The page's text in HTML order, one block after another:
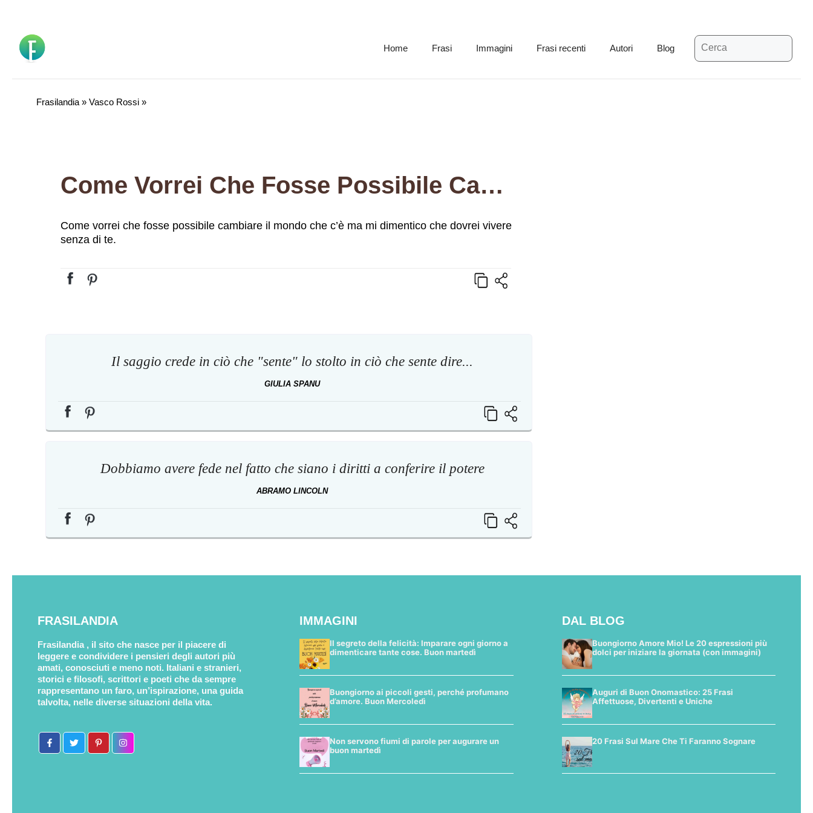
contenuto
Home Frasi Immagini Frasi recenti Autori Blog
Ricerca
per:
Frasilandia »Vasco Rossi »
Come Vorrei Che Fosse Possibile Cambiare Il Mondo Che C’è Ma Mi Dimentico Che Dovrei Vivere Senza Di Te.
Come vorrei che fosse possibile cambiare il mondo che c’è ma mi dimentico che dovrei vivere
senza di te.
Il saggio crede in ciò che "sente" lo stolto in ciò che sente dire...
GIULIA SPANU
Dobbiamo avere fede nel fatto che siano i diritti a conferire il potere
ABRAMO LINCOLN
FRASILANDIA
Frasilandia , il sito che nasce per il piacere di
leggere e condividere i pensieri degli autori più
amati, conosciuti e meno noti. Italiani e stranieri,
storici e filosofi, scrittori e poeti che da sempre
rappresentano un faro, un’ispirazione, una guida
talvolta, nelle diverse situazioni della vita.
IMMAGINI
Il segreto della felicità: Imparare ogni giorno a
dimenticare tante cose. Buon martedì
Buongiorno ai piccoli gesti, perché profumano
d’amore. Buon Mercoledì
Non servono fiumi di parole per augurare un
buon martedì
DAL BLOG
Buongiorno Amore Mio! Le 20 espressioni più
dolci per iniziare la giornata (con immagini)
Auguri di Buon Onomastico: 25 Frasi
Affettuose, Divertenti e Uniche
20 Frasi Sul Mare Che Ti Faranno Sognare